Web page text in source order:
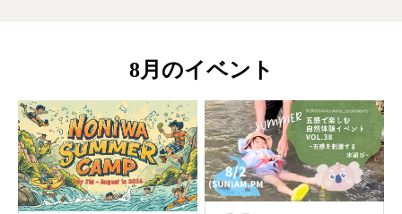
8月のイベント